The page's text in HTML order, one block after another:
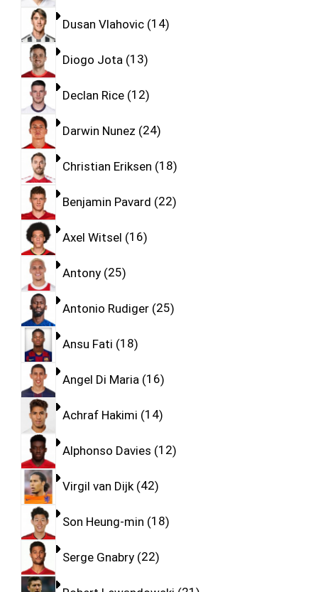
Dusan Vlahovic 14
Diogo Jota 13
Declan Rice 12
Darwin Nunez 24
Christian Eriksen 18
Benjamin Pavard 22
Axel Witsel 16
Antony 25
Antonio Rudiger 25
Ansu Fati 18
Angel Di Maria 16
Achraf Hakimi 14
Alphonso Davies 12
Virgil van Dijk 42
Son Heung-min 18
Serge Gnabry 22